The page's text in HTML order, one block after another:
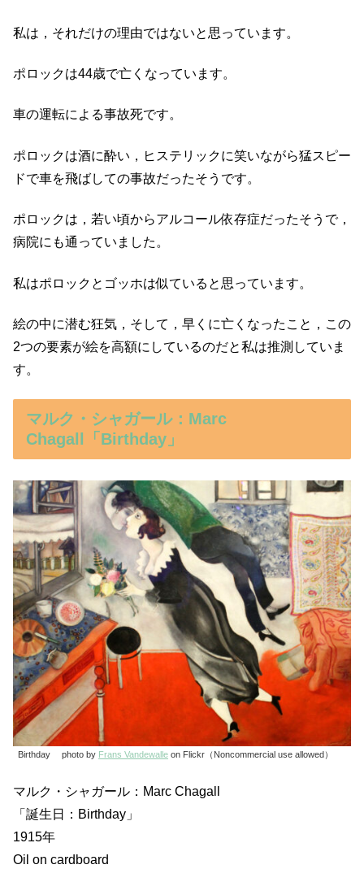
私は，それだけの理由ではないと思っています。
ポロックは44歳で亡くなっています。
車の運転による事故死です。
ポロックは酒に酔い，ヒステリックに笑いながら猛スピー
ドで車を飛ばしての事故だったそうです。
ポロックは，若い頃からアルコール依存症だったそうで，
病院にも通っていました。
私はポロックとゴッホは似ていると思っています。
絵の中に潜む狂気，そして，早くに亡くなったこと，この
2つの要素が絵を高額にしているのだと私は推測していま
す。
マルク・シャガール：Marc
Chagall「Birthday」
Birthday photo by Frans Vandewalle on Flickr（Noncommercial use allowed）
マルク・シャガール：Marc Chagall
「誕生日：Birthday」
1915年
Oil on cardboard